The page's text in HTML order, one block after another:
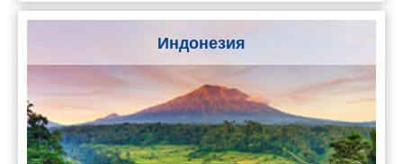
Индонезия